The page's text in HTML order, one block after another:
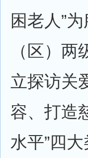
困老人”
（区）
立探访关
容、打造
水平”四